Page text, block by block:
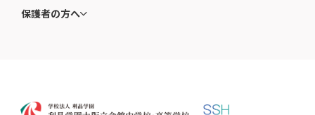
保護者の方へ